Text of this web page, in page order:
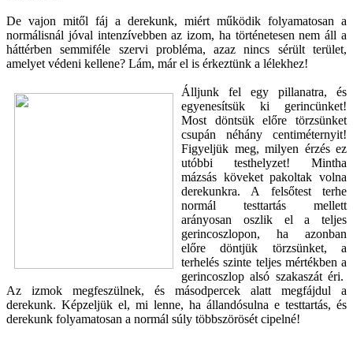
De vajon mitől fáj a derekunk, miért működik folyamatosan a
normálisnál jóval intenzívebben az izom, ha történetesen nem áll a
háttérben semmiféle szervi probléma, azaz nincs sérült terület,
amelyet védeni kellene? Lám, már el is érkeztünk a lélekhez!
Álljunk fel egy pillanatra, és
egyenesítsük ki gerincünket!
Most döntsük előre törzsünket
csupán néhány centiméternyit!
Figyeljük meg, milyen érzés ez
utóbbi testhelyzet! Mintha
mázsás köveket pakoltak volna
derekunkra. A felsőtest terhe
normál testtartás mellett
arányosan oszlik el a teljes
gerincoszlopon, ha azonban
előre döntjük törzsünket, a
terhelés szinte teljes mértékben a
gerincoszlop alsó szakaszát éri.
Az izmok megfeszülnek, és másodpercek alatt megfájdul a
derekunk. Képzeljük el, mi lenne, ha állandósulna e testtartás, és
derekunk folyamatosan a normál súly többszörösét cipelné!